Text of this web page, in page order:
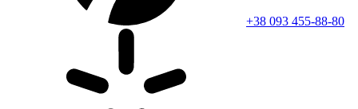
+38 093 455-88-80